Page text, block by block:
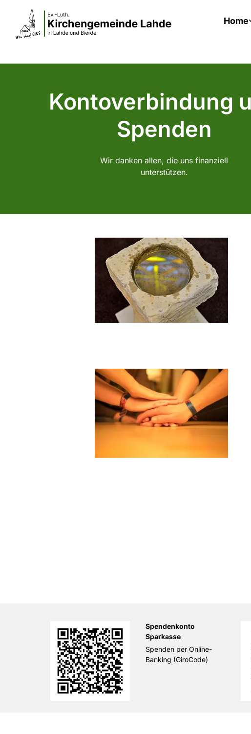
Home
Kontoverbindung
Spenden
Wir danken allen, die uns finanziell
unterstützen.
Spendenkonto
Sparkasse
Spenden per Online-
Banking (GiroCode)